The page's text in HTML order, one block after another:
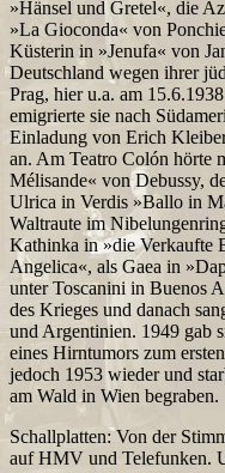
»Hänsel und Gretel«, die
»La Gioconda« von
Küsterin in »Jenufa« von
Deutschland wegen ihrer
Prag, hier u.a. am
emigrierte sie nach
Einladung von Erich
an. Am Teatro Colón hörte
Mélisande« von Debussy,
Ulrica in Verdis »Ballo in
Waltraute im
Kathinka in »die Verkaufte
Angelica«, als Gaea in
unter Toscanini in Buenos
des Krieges und danach
und Argentinien. 1949 gab
eines Hirntumors zum
jedoch 1953 wieder und
am Wald in Wien begraben.
Schallplatten: Von der
auf HMV und Telefunken.